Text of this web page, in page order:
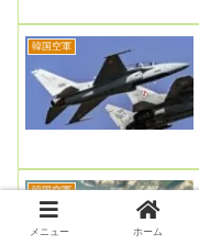
韓国空軍
韓国空軍
メニュー ホーム